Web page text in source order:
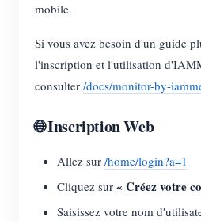
mobile.
Si vous avez besoin d'un guide
l'inscription et l'utilisation
consulter /docs/monitor-by-
🌐 Inscription Web
Allez sur /home/login?a=1
Cliquez sur « Créez votre
Saisissez votre nom